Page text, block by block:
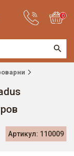
0
Артикул: 110009